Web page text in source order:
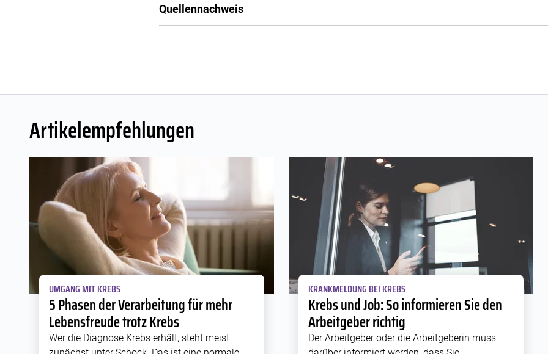
Quellennachweis
Artikelempfehlungen
UMGANG MIT KREBS
5 Phasen der Verarbeitung für mehr
Lebensfreude trotz Krebs
Wer die Diagnose Krebs erhält, steht meist
KRANKMELDUNG BEI KREBS
Krebs und Job: So informieren Sie den
Arbeitgeber richtig
Der Arbeitgeber oder die Arbeitgeberin muss